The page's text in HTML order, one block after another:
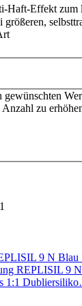
Haft-Effekt zum
zu
9 N Blau
REPLISIL 9
1:1